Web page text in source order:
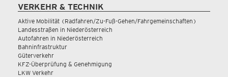
VERKEHR & TECHNIK
Aktive Mobilität (Radfahren/Zu-Fuß-Gehen/Fahrgemeinschaften)
Landesstraßen in Niederösterreich
Autofahren in Niederösterreich
Bahninfrastruktur
Güterverkehr
KFZ-Überprüfung & Genehmigung
LKW Verkehr